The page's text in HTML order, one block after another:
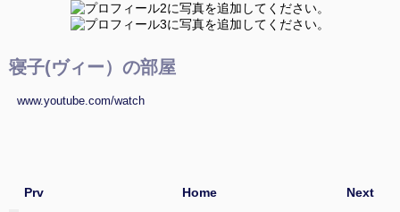
寝子(ヴィー）の部屋
www.youtube.com/watch
Next
Prv Home